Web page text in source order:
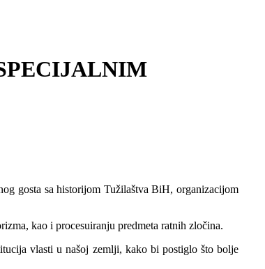
gosta sa historijom Tužilaštva BiH, organizacijom
kao i procesuiranju predmeta ratnih zločina.
vlasti u našoj zemlji, kako bi postiglo što bolje